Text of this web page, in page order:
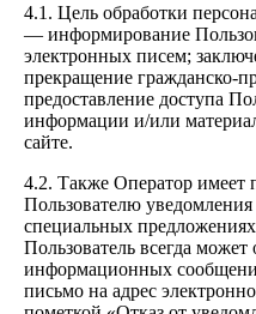
4.1. Цель обработки
— информирование
электронных писем;
прекращение гражданско-
предоставление доступа
информации и/или
сайте.
4.2. Также Оператор имеет
Пользователю
специальных
Пользователь всегда может
информационных
письмо на адрес